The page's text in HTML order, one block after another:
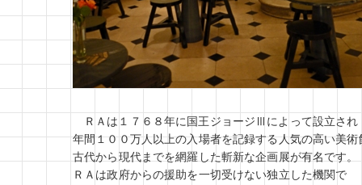
ＲＡは１７６８年に国王ジョージⅢによって設立され
年間１００万人以上の入場者を記録する人気の高い美術
古代から現代までを網羅した斬新な企画展が有名です。
ＲＡは政府からの援助を一切受けない独立した機関で